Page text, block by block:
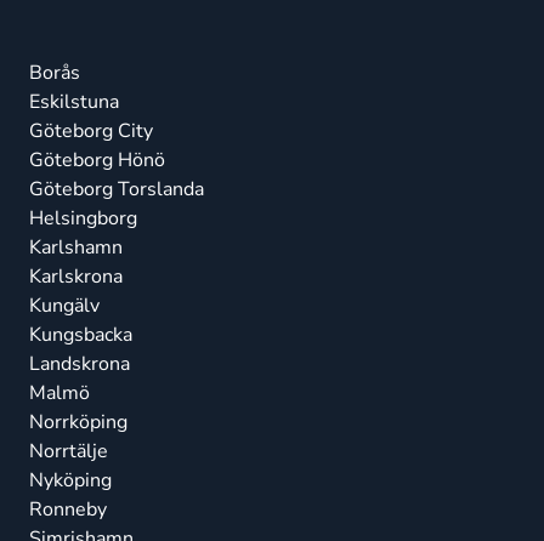
Borås
Eskilstuna
Göteborg City
Göteborg Hönö
Göteborg Torslanda
Helsingborg
Karlshamn
Karlskrona
Kungälv
Kungsbacka
Landskrona
Malmö
Norrköping
Norrtälje
Nyköping
Ronneby